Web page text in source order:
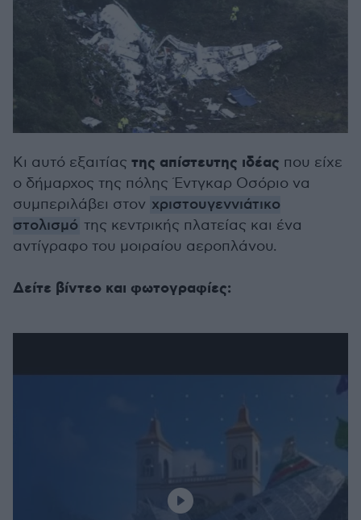
Κι αυτό εξαιτίας της απίστευτης ιδέας που είχε
ο δήμαρχος της πόλης Έντγκαρ Οσόριο να
συμπεριλάβει στον χριστουγεννιάτικο
στολισμό της κεντρικής πλατείας και ένα
αντίγραφο του μοιραίου αεροπλάνου.
Δείτε βίντεο και φωτογραφίες: